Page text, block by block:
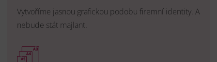
Vytvoříme jasnou grafickou podobu firemní identity. A
nebude stát majlant.